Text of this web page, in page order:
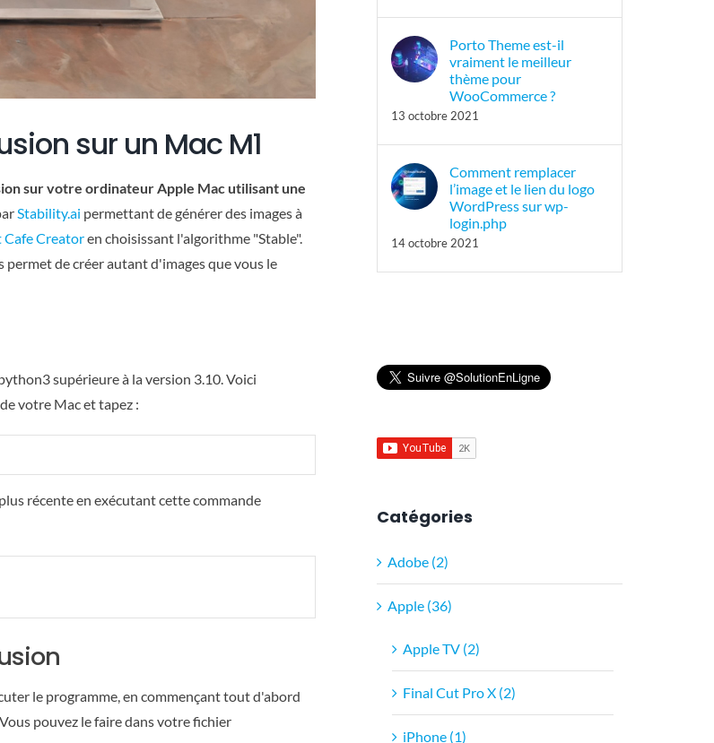
sur un Mac M1
sur votre ordinateur Apple Mac utilisant une
Stability.ai permettant de générer des images à
Cafe Creatoren choisissant l'algorithme "Stable".
de créer autant d'images que vous le
supérieure à la version 3.10. Voici
de votre Mac et tapez :
récente en exécutant cette commande
le programme, en commençant tout d'abord
pouvez le faire dans votre fichier
Porto Theme est-il
vraiment le meilleur
thème pour
WooCommerce ?
13 octobre 2021
Comment remplacer
l’image et le lien du logo
WordPress sur wp-
login.php
14 octobre 2021
Catégories
Adobe (2)
Apple (36)
Apple TV (2)
Final Cut Pro X (2)
iPhone (1)